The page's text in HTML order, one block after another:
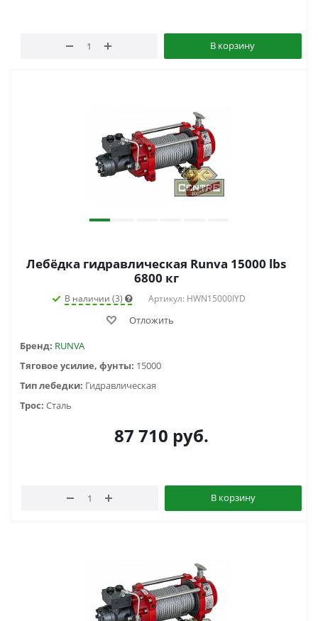
В корзину
Лебёдка гидравлическая Runva 15000 lbs
6800 кг
В наличии (3) Артикул: HWN15000IYD
Отложить
Бренд: RUNVA
Тяговое усилие, фунты: 15000
Тип лебедки: Гидравлическая
Трос: Сталь
87 710 руб.
В корзину